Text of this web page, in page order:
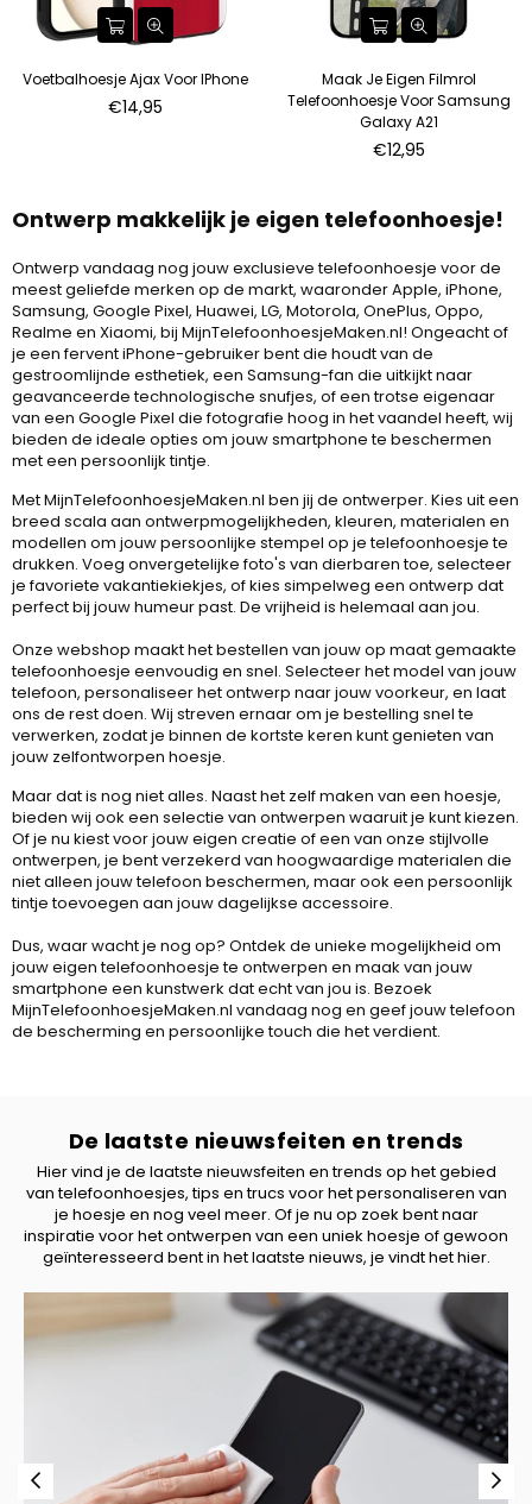
Voetbalhoesje Ajax Voor IPhone
€14,95
Maak Je Eigen Filmrol
Telefoonhoesje Voor Samsung
Galaxy A21
Normale
€12,95
Ontwerp makkelijk je eigen telefoonhoesje!
Ontwerp vandaag nog jouw exclusieve telefoonhoesje voor de
meest geliefde merken op de markt, waaronder Apple, iPhone,
Samsung, Google Pixel, Huawei, LG, Motorola, OnePlus, Oppo,
Realme en Xiaomi, bij MijnTelefoonhoesjeMaken.nl! Ongeacht of
je een fervent iPhone-gebruiker bent die houdt van de
gestroomlijnde esthetiek, een Samsung-fan die uitkijkt naar
geavanceerde technologische snufjes, of een trotse eigenaar
van een Google Pixel die fotografie hoog in het vaandel heeft, wij
bieden de ideale opties om jouw smartphone te beschermen
met een persoonlijk tintje.
Met MijnTelefoonhoesjeMaken.nl ben jij de ontwerper. Kies uit een
breed scala aan ontwerpmogelijkheden, kleuren, materialen en
modellen om jouw persoonlijke stempel op je telefoonhoesje te
drukken. Voeg onvergetelijke foto's van dierbaren toe, selecteer
je favoriete vakantiekiekjes, of kies simpelweg een ontwerp dat
perfect bij jouw humeur past. De vrijheid is helemaal aan jou.
Onze webshop maakt het bestellen van jouw op maat gemaakte
telefoonhoesje eenvoudig en snel. Selecteer het model van jouw
telefoon, personaliseer het ontwerp naar jouw voorkeur, en laat
ons de rest doen. Wij streven ernaar om je bestelling snel te
verwerken, zodat je binnen de kortste keren kunt genieten van
jouw zelfontworpen hoesje.
Maar dat is nog niet alles. Naast het zelf maken van een hoesje,
bieden wij ook een selectie van ontwerpen waaruit je kunt kiezen.
Of je nu kiest voor jouw eigen creatie of een van onze stijlvolle
ontwerpen, je bent verzekerd van hoogwaardige materialen die
niet alleen jouw telefoon beschermen, maar ook een persoonlijk
tintje toevoegen aan jouw dagelijkse accessoire.
Dus, waar wacht je nog op? Ontdek de unieke mogelijkheid om
jouw eigen telefoonhoesje te ontwerpen en maak van jouw
smartphone een kunstwerk dat echt van jou is. Bezoek
MijnTelefoonhoesjeMaken.nl vandaag nog en geef jouw telefoon
de bescherming en persoonlijke touch die het verdient.
De laatste nieuwsfeiten en trends
Hier vind je de laatste nieuwsfeiten en trends op het gebied
van telefoonhoesjes, tips en trucs voor het personaliseren van
je hoesje en nog veel meer. Of je nu op zoek bent naar
inspiratie voor het ontwerpen van een uniek hoesje of gewoon
geïnteresseerd bent in het laatste nieuws, je vindt het hier.